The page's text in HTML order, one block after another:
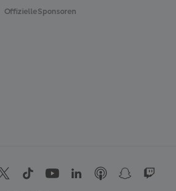
Offizielle Sponsoren